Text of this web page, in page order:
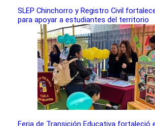
SLEP Chinchorro y Registro Civil
para apoyar a estudiantes del territorio
Feria de Transición Educativa fortaleció